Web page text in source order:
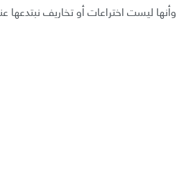
وأنها ليست اختراعات أو تخاريف نبتدعها